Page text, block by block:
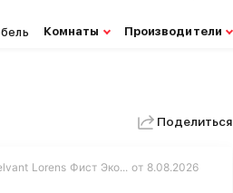
Комнаты Производители
Поделиться
Lorens Фист Эко... от 8.08.2026